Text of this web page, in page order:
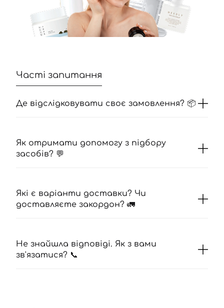
Часті запитання
Де відслідковувати своє замовлення? 📦
Як отримати допомогу з підбору
засобів? 💬
Які є варіанти доставки? Чи
доставляєте закордон? 🚛
Не знайшла відповіді. Як з вами
зв'язатися? 📞